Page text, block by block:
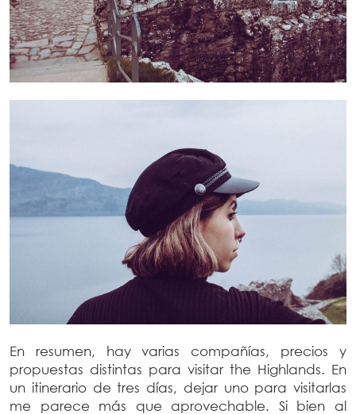
En resumen, hay varias compañías, precios y
propuestas distintas para visitar the Highlands. En
un itinerario de tres días, dejar uno para visitarlas
me parece más que aprovechable. Si bien al